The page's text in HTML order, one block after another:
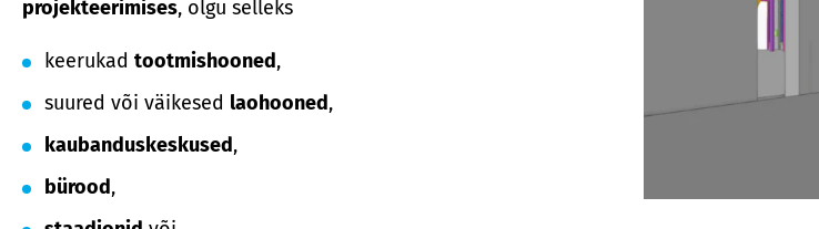
projekteerimises, olgu selleks
keerukad tootmishooned,
suured või väikesed laohooned,
kaubanduskeskused,
bürood,